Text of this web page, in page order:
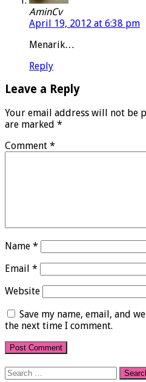
AminCv
April 19, 2012 at 6:38 pm
Menarik…
Reply
Leave a Reply
Your email address will not be
are marked *
Comment *
Name *
Email *
Website
Save my name, email, and
the next time I comment.
Search